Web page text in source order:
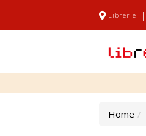
Librerie |
Home